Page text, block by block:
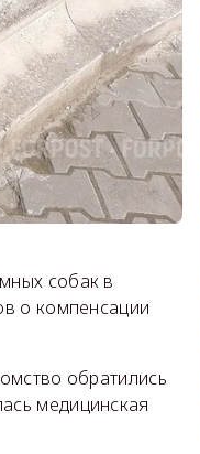
собак в
о компенсации
обратились
медицинская